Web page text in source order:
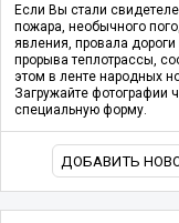
Если Вы стали
пожара, необычного
явления, провала дороги
прорыва теплотрассы,
этом в ленте народных
Загружайте фотографии
специальную форму.
ДОБАВИТЬ